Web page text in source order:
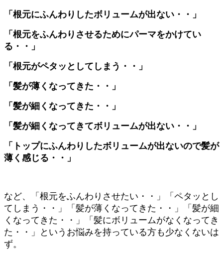
「根元にふんわりしたボリュームが出ない・・」
「根元をふんわりさせるためにパーマをかけてい
る・・」
「根元がペタッとしてしまう・・」
「髪が薄くなってきた・・」
「髪が細くなってきた・・」
「髪が細くなってきてボリュームが出ない・・」
「トップにふんわりしたボリュームが出ないので髪が
薄く感じる・・」
など、「根元をふんわりさせたい・・」「ペタッとし
てしまう・・」「髪が薄くなってきた・・」「髪が細
くなってきた・・」「髪にボリュームがなくなってき
た・・」というお悩みを持っている方も少なくないは
ず。